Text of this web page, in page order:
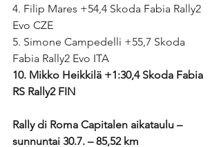
4. Filip Mares +54,4 Skoda Fabia Rally2
Evo CZE
5. Simone Campedelli +55,7 Skoda
Fabia Rally2 Evo ITA
10. Mikko Heikkilä +1:30,4 Skoda Fabia
RS Rally2 FIN
Rally di Roma Capitalen aikataulu –
sunnuntai 30.7. – 85,52 km